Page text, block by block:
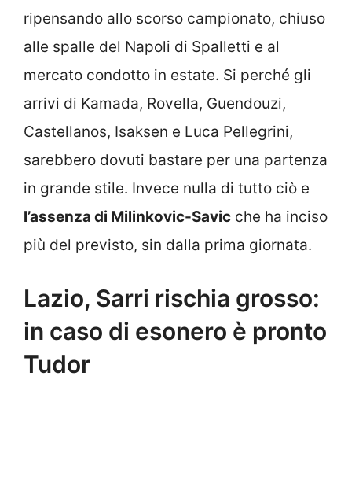
ripensando allo scorso campionato, chiuso
alle spalle del Napoli di Spalletti e al
mercato condotto in estate. Si perché gli
arrivi di Kamada, Rovella, Guendouzi,
Castellanos, Isaksen e Luca Pellegrini,
sarebbero dovuti bastare per una partenza
in grande stile. Invece nulla di tutto ciò e
l’assenza di Milinkovic-Savic che ha inciso
più del previsto, sin dalla prima giornata.
Lazio, Sarri rischia grosso:
in caso di esonero è pronto
Tudor